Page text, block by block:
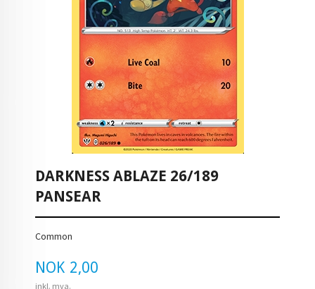
DARKNESS ABLAZE 26/189
PANSEAR
Common
Pris
NOK 2,00
inkl. mva.